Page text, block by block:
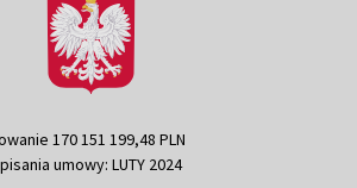
170 151 199,48 PLN
umowy: LUTY 2024